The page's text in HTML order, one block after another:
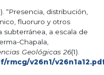
“Presencia, distribución,
fluoruro y otros
a escala de
Chapala,
Geológicas 26(1).
v26n1/